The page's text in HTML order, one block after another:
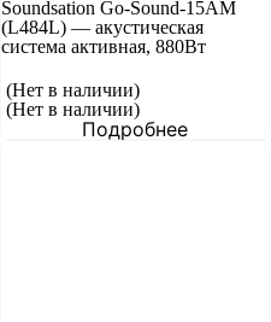
Soundsation Go-Sound-15AM
(L484L) — акустическая
система активная, 880Вт
(Нет в наличии)
(Нет в наличии)
Подробнее